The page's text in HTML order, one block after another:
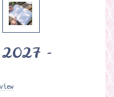
2027 -